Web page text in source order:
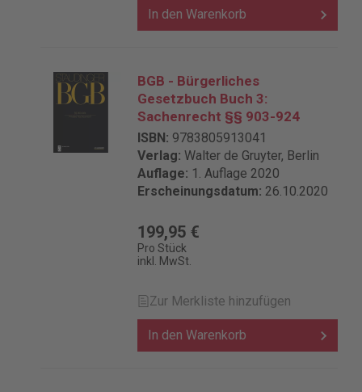
In den Warenkorb
BGB - Bürgerliches
Gesetzbuch Buch 3:
Sachenrecht §§ 903-924
ISBN: 9783805913041
Verlag: Walter de Gruyter, Berlin
Auflage: 1. Auflage 2020
Erscheinungsdatum: 26.10.2020
199,95 €
Pro Stück
inkl. MwSt.
Zur Merkliste hinzufügen
In den Warenkorb